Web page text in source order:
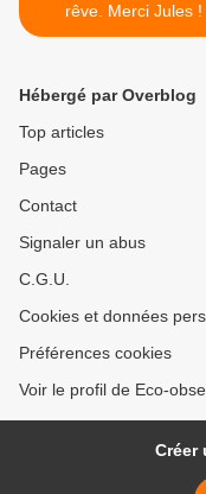
rêve. Merci Jules !
12/10/2019
Hébergé par Overblog
Top articles
Pages
Contact
Signaler un abus
C.G.U.
Cookies et données
Préférences cookies
Voir le profil de Eco-
Créer